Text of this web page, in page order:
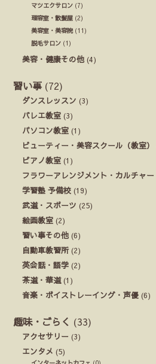
マツエクサロン (7)
理容室・散髪屋 (2)
美容室・美容院(11)
脱毛サロン (1)
美容・健康その他 (4)
習い事 (72)
ダンスレッスン (3)
バレエ教室 (3)
パソコン教室 (1)
ビューティー・美容スクール（教室）
ピアノ教室 (1)
フラワーアレンジメント・カルチャー
学習塾 予備校 (19)
武道・スポーツ (25)
絵画教室 (2)
習い事その他 (6)
自動車教習所(2)
英会話・語学 (2)
茶道・華道(1)
音楽・ボイストレーイング・声優 (6)
趣味・ごらく (33)
アクセサリー (3)
エンタメ (5)